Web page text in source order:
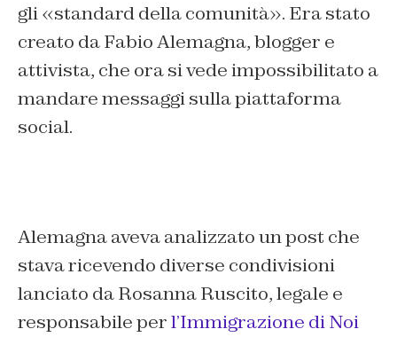
gli «standard della comunità». Era stato
creato da Fabio Alemagna, blogger e
attivista, che ora si vede impossibilitato a
mandare messaggi sulla piattaforma
social.
Alemagna aveva analizzato un post che
stava ricevendo diverse condivisioni
lanciato da Rosanna Ruscito, legale e
responsabile perl’Immigrazione di Noi